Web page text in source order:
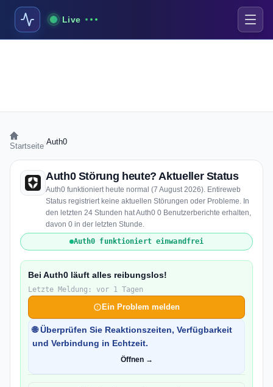
Live
Startseite Auth0
Auth0 Störung heute? Aktueller Status
Auth0 funktioniert heute normal (7 August 2026). Entireweb
Status registriert keine aktuellen Störungen oder Probleme. In
den letzten 24 Stunden hat Auth0 0 Benutzerberichte erhalten,
davon 0 in der letzten Stunde.
Auth0 funktioniert einwandfrei
Bei Auth0 läuft alles reibungslos!
Letzte Meldung: vor 1 Tagen
Ein Problem melden
🌐 Überprüfen Sie Reaktionszeiten, Verfügbarkeit
und Verbindung in Echtzeit.
Öffnen →